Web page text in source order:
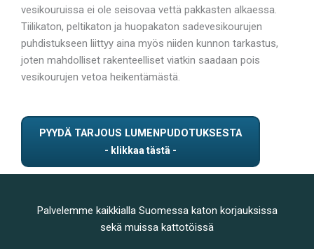
vesikouruissa ei ole seisovaa vettä pakkasten alkaessa.
Tiilikaton, peltikaton ja huopakaton sadevesikourujen
puhdistukseen liittyy aina myös niiden kunnon tarkastus,
joten mahdolliset rakenteelliset viatkin saadaan pois
vesikourujen vetoa heikentämästä.
PYYDÄ TARJOUS LUMENPUDOTUKSESTA
Palvelemme kaikkialla Suomessa katon korjauksissa
sekä muissa kattotöissä